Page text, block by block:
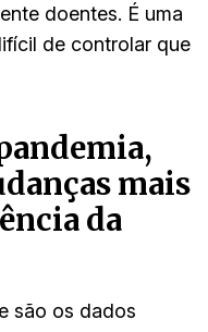
doentes. É uma
de controlar que
mais
da
são os dados